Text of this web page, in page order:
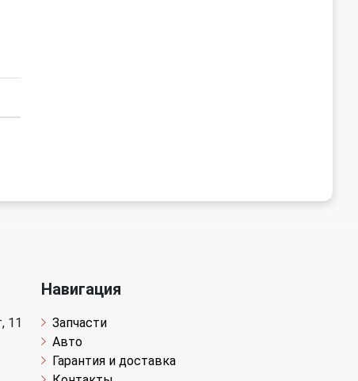
11
Навигация
Запчасти
Авто
Гарантия и доставка